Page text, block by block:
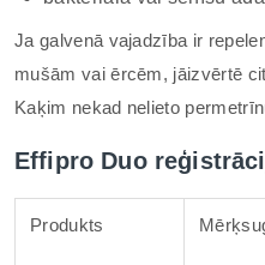
Ja galvenā vajadzība ir
mušām vai ērcēm, jāizvērtē
Kaķim nekad nelieto
Effipro Duo
Produkts